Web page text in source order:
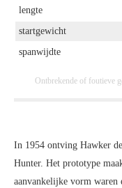
lengte
startgewicht
spanwijdte
Ontbrekende of foutieve
In 1954 ontving Hawker
Hunter. Het prototype
aanvankelijke vorm